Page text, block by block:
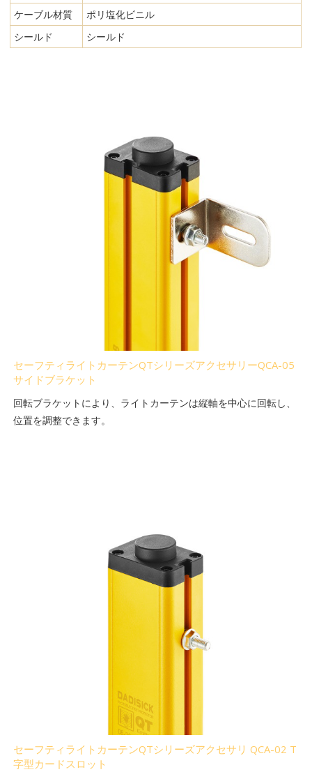
ケーブル材質
ポリ塩化ビニル
シールド
シールド
セーフティライトカーテンQTシリーズアクセサリーQCA-05
サイドブラケット
回転ブラケットにより、ライトカーテンは縦軸を中心に回転し、
位置を調整できます。
セーフティライトカーテンQTシリーズアクセサリ QCA-02 T
字型カードスロット